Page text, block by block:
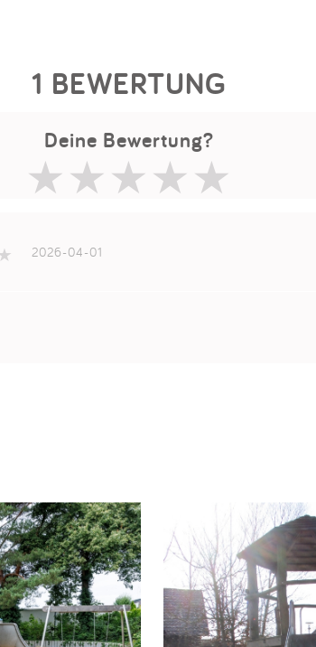
1 BEWERTUNG
Deine Bewertung?
2026-04-01